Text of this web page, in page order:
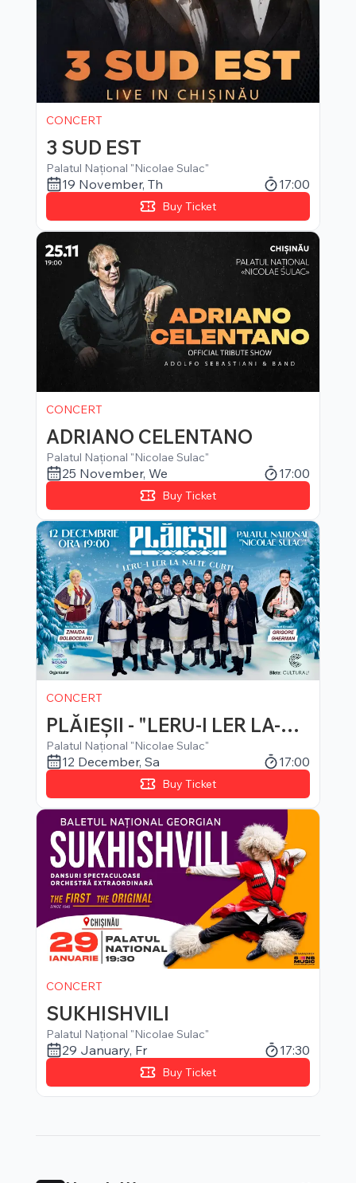
CONCERT
3 SUD EST
Palatul Național "Nicolae Sulac"
19 November, Th 17:00
Buy Ticket
CONCERT
ADRIANO CELENTANO
Palatul Național "Nicolae Sulac"
25 November, We 17:00
Buy Ticket
CONCERT
PLĂIEȘII - "LERU-I LER LA-NA
LTE CURȚI"
Palatul Național "Nicolae Sulac"
12 December, Sa 17:00
Buy Ticket
CONCERT
SUKHISHVILI
Palatul Național "Nicolae Sulac"
29 January, Fr 17:30
Buy Ticket